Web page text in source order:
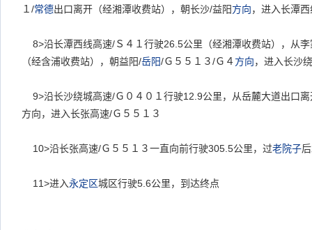
１/常德出口离开（经湘潭收费站），朝长沙/益阳方向，进入长潭
8>沿长潭西线高速/Ｓ４１行驶26.5公里（经湘潭收费站），从
（经含浦收费站），朝益阳/岳阳/Ｇ５５１３/Ｇ４ 方向，进入长沙
9>沿长沙绕城高速/Ｇ０４０１行驶12.9公里，从岳麓大道出口
方向，进入长张高速/Ｇ５５１３
10>沿长张高速/Ｇ５５１３一直向前行驶305.5公里，过老院子
11>进入永定区城区行驶5.6公里，到达终点